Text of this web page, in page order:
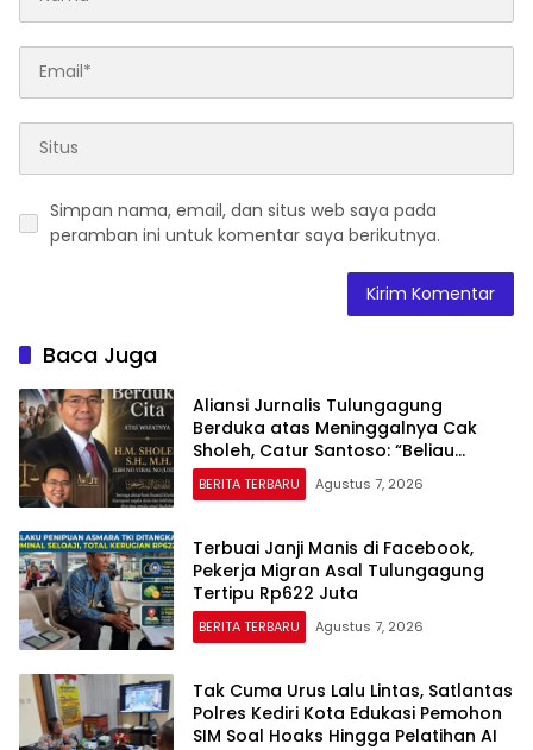
Simpan nama, email, dan situs web saya pada
peramban ini untuk komentar saya berikutnya.
Baca Juga
Aliansi Jurnalis Tulungagung
Berduka atas Meninggalnya Cak
Sholeh, Catur Santoso: “Beliau
Pejuang Keadilan yang Vokal”
BERITA TERBARU Agustus 7, 2026
Terbuai Janji Manis di Facebook,
Pekerja Migran Asal Tulungagung
Tertipu Rp622 Juta
BERITA TERBARU Agustus 7, 2026
Tak Cuma Urus Lalu Lintas, Satlantas
Polres Kediri Kota Edukasi Pemohon
SIM Soal Hoaks Hingga Pelatihan AI